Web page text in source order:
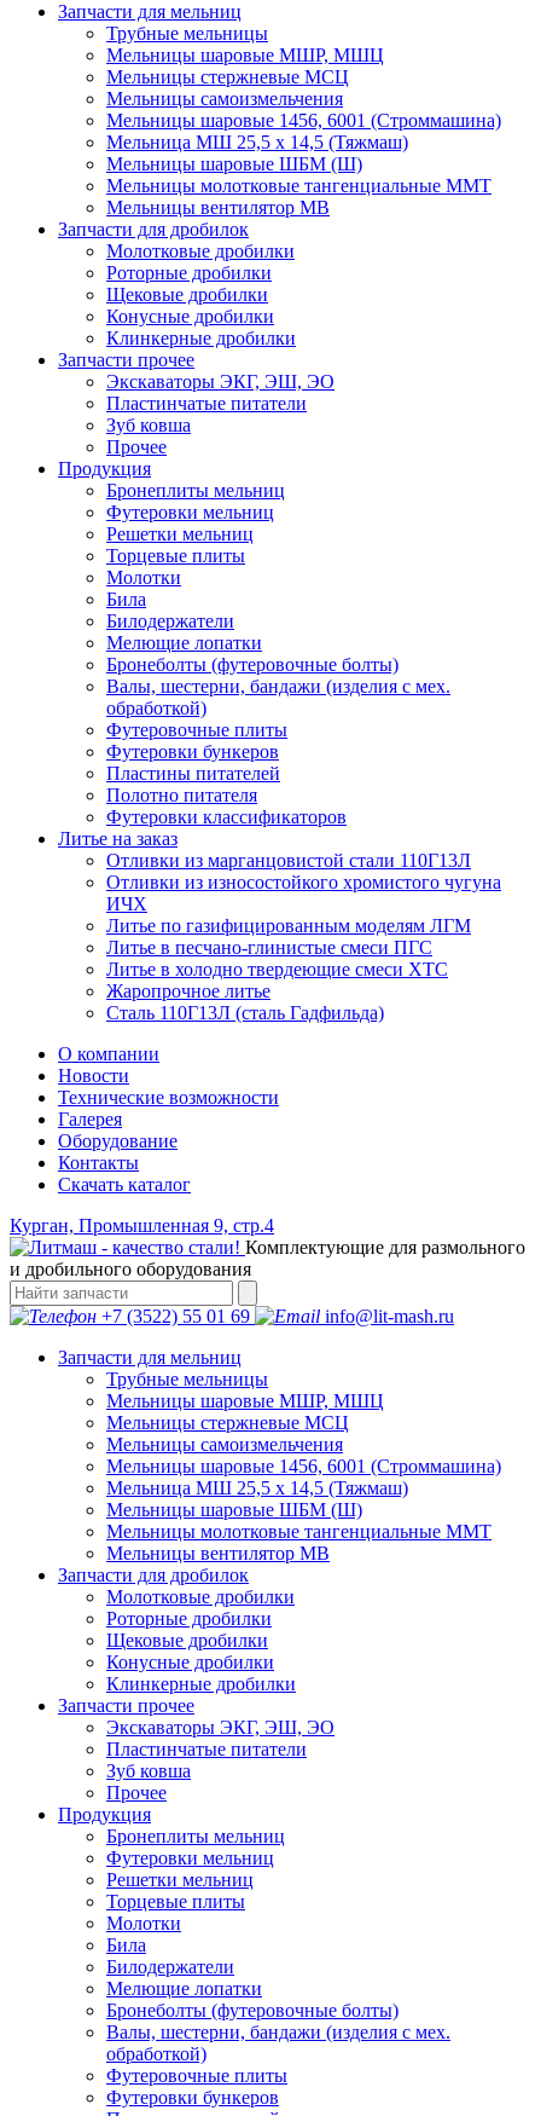
Запчасти для мельниц
Трубные мельницы
Мельницы шаровые МШР, МШЦ
Мельницы стержневые МСЦ
Мельницы самоизмельчения
Мельницы шаровые 1456, 6001 (Строммашина)
Мельница МШ 25,5 х 14,5 (Тяжмаш)
Мельницы шаровые ШБМ (Ш)
Мельницы молотковые тангенциальные ММТ
Мельницы вентилятор МВ
Запчасти для дробилок
Молотковые дробилки
Роторные дробилки
Щековые дробилки
Конусные дробилки
Клинкерные дробилки
Запчасти прочее
Экскаваторы ЭКГ, ЭШ, ЭО
Пластинчатые питатели
Зуб ковша
Прочее
Продукция
Бронеплиты мельниц
Футеровки мельниц
Решетки мельниц
Торцевые плиты
Молотки
Била
Билодержатели
Мелющие лопатки
Бронеболты (футеровочные болты)
Валы, шестерни, бандажи (изделия с мех.
обработкой)
Футеровочные плиты
Футеровки бункеров
Пластины питателей
Полотно питателя
Футеровки классификаторов
Литье на заказ
Отливки из марганцовистой стали 110Г13Л
Отливки из износостойкого хромистого чугуна
ИЧХ
Литье по газифицированным моделям ЛГМ
Литье в песчано-глинистые смеси ПГС
Литье в холодно твердеющие смеси ХТС
Жаропрочное литье
Сталь 110Г13Л (сталь Гадфильда)
О компании
Новости
Технические возможности
Галерея
Оборудование
Контакты
Скачать каталог
Курган, Промышленная 9, стр.4
Комплектующие для размольного
и дробильного оборудования
+7 (3522) 55 01 69
info@lit-mash.ru
Запчасти для мельниц
Трубные мельницы
Мельницы шаровые МШР, МШЦ
Мельницы стержневые МСЦ
Мельницы самоизмельчения
Мельницы шаровые 1456, 6001 (Строммашина)
Мельница МШ 25,5 х 14,5 (Тяжмаш)
Мельницы шаровые ШБМ (Ш)
Мельницы молотковые тангенциальные ММТ
Мельницы вентилятор МВ
Запчасти для дробилок
Молотковые дробилки
Роторные дробилки
Щековые дробилки
Конусные дробилки
Клинкерные дробилки
Запчасти прочее
Экскаваторы ЭКГ, ЭШ, ЭО
Пластинчатые питатели
Зуб ковша
Прочее
Продукция
Бронеплиты мельниц
Футеровки мельниц
Решетки мельниц
Торцевые плиты
Молотки
Била
Билодержатели
Мелющие лопатки
Бронеболты (футеровочные болты)
Валы, шестерни, бандажи (изделия с мех.
обработкой)
Футеровочные плиты
Футеровки бункеров